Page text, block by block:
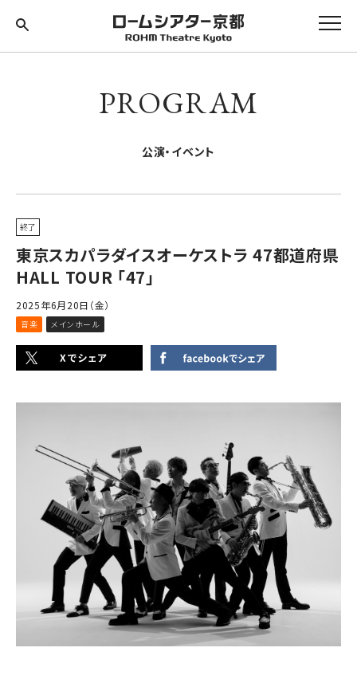
PROGRAM
公演・イベント
終了
東京スカパラダイスオーケストラ 47都道府県
HALL TOUR 「47」
2025年6月20日（金）
音楽 メインホール